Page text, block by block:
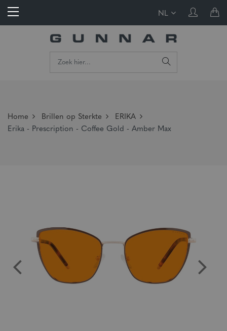
NL
Home Brillen op Sterkte
ERIKA
Erika - Prescription - Coffee Gold - Amber Max